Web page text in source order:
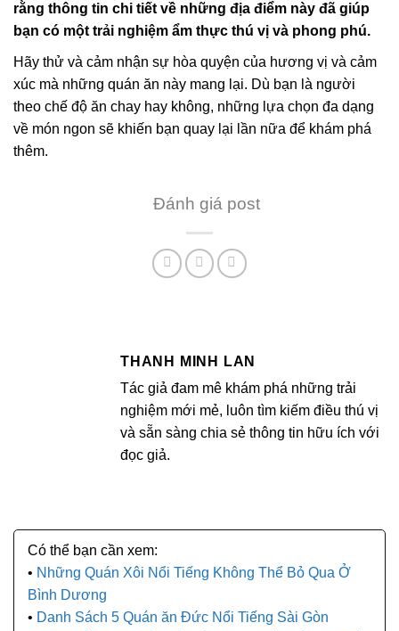
rằng thông tin chi tiết về những địa điểm này đã giúp
bạn có một trải nghiệm ẩm thực thú vị và phong phú.
Hãy thử và cảm nhận sự hòa quyện của hương vị và cảm
xúc mà những quán ăn này mang lại. Dù bạn là người
theo chế độ ăn chay hay không, những lựa chọn đa dạng
về món ngon sẽ khiến bạn quay lại lần nữa để khám phá
thêm.
Đánh giá post
THANH MINH LAN
Tác giả đam mê khám phá những trải
nghiệm mới mẻ, luôn tìm kiếm điều thú vị
và sẵn sàng chia sẻ thông tin hữu ích với
đọc giả.
Những Quán Xôi Nổi Tiếng Không Thể Bỏ Qua Ở
Bình Dương
Danh Sách 5 Quán ăn Đức Nổi Tiếng Sài Gòn